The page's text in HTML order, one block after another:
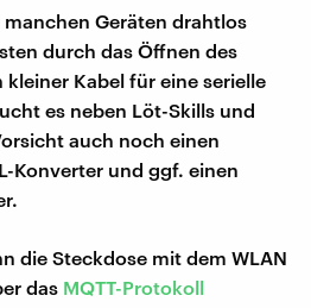
Geräten drahtlos
durch das Öffnen des
Kabel für eine serielle
es neben Löt-Skills und
auch noch einen
Konverter und ggf. einen
die Steckdose mit dem WLAN
das MQTT-Protokoll